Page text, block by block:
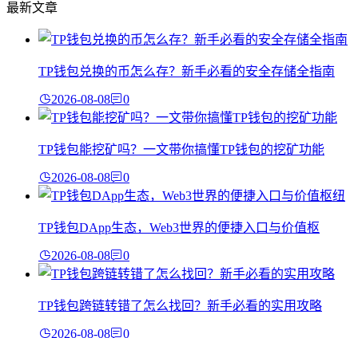
最新文章
TP钱包兑换的币怎么存？新手必看的安全存储全指南
2026-08-08 0
TP钱包能挖矿吗？一文带你搞懂TP钱包的挖矿功能
2026-08-08 0
TP钱包DApp生态，Web3世界的便捷入口与价值枢
2026-08-08 0
TP钱包跨链转错了怎么找回？新手必看的实用攻略
2026-08-08 0